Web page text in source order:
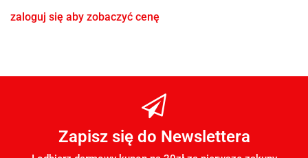
zaloguj się aby zobaczyć cenę
Zapisz się do Newslettera